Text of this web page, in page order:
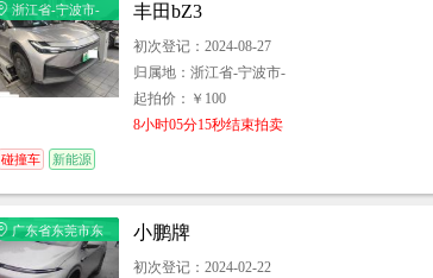
浙江省-宁波市-
鄞州区-东郊街道
宁波宁兴丰田汽
车销售服务有限
碰撞车 新能源
丰田bZ3
初次登记：2024-08-27
归属地：浙江省-宁波市-
起拍价：￥100
8小时05分15秒结束拍卖
广东省东莞市东
莞市
小鹏牌
初次登记：2024-02-22